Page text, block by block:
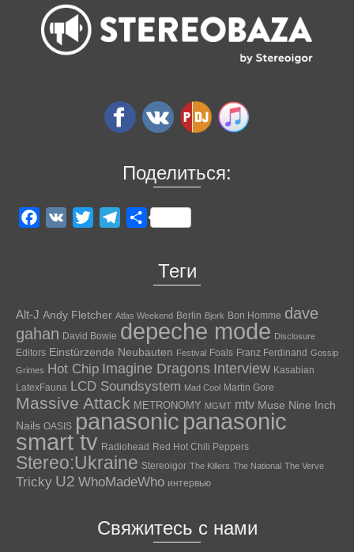
Поделиться:
Facebook
VK Twitter TelegramОтправить
Теги
Alt-J Andy Fletcher Atlas Weekend Berlin Bjork Bon Homme dave
gahan David Bowie depeche mode Disclosure
Editors Einstürzende Neubauten Festival Foals Franz Ferdinand Gossip
Grimes Hot Chip Imagine Dragons Interview Kasabian
LatexFauna LCD Soundsystem Mad Cool Martin Gore
Massive Attack METRONOMY MGMT mtv Muse Nine Inch
Nails OASIS panasonic panasonic
smart tv Radiohead Red Hot Chili Peppers
Stereo:Ukraine Stereoigor The Killers The National The Verve
Tricky U2 WhoMadeWho интервью
Свяжитесь с нами